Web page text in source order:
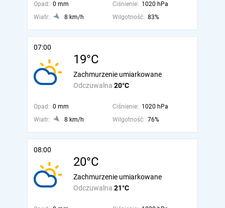
Opad: 0 mm Ciśnienie: 1020 hPa
Wiatr:
8 km/h Wilgotność: 83%
07:00
19°C
Odczuwalna 20°C
Zachmurzenie umiarkowane
Opad: 0 mm Ciśnienie: 1020 hPa
Wiatr:
8 km/h Wilgotność: 76%
08:00
20°C
Odczuwalna 21°C
Zachmurzenie umiarkowane